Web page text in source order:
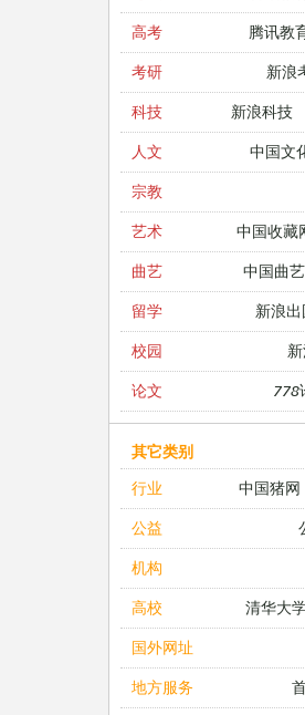
高考 腾讯教
考研 新浪
科技 新浪科技
人文 中国文
宗教
艺术 中国收藏
曲艺 中国曲
留学 新浪
校园
论文 778
其它类别
行业
中国猪网
公益
机构
高校 清华大
国外网址
地方服务